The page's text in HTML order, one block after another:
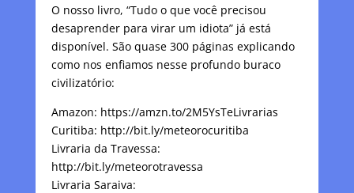
O nosso livro, “Tudo o que você precisou
desaprender para virar um idiota” já está
disponível. São quase 300 páginas explicando
como nos enfiamos nesse profundo buraco
civilizatório:
Amazon: https://amzn.to/2M5YsTeLivrarias
Curitiba: http://bit.ly/meteorocuritiba
Livraria da Travessa:
http://bit.ly/meteorotravessa
Livraria Saraiva: